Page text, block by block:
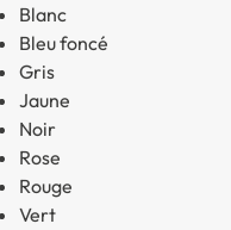
Blanc
Bleu foncé
Gris
Jaune
Noir
Rose
Rouge
Vert